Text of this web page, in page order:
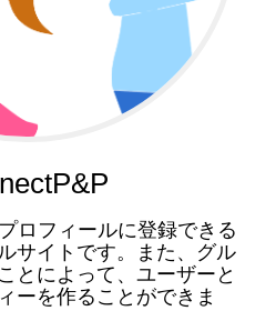
ロフィールに登録できる
サイトです。また、グル
とによって、ユーザーと
ーを作ることができま